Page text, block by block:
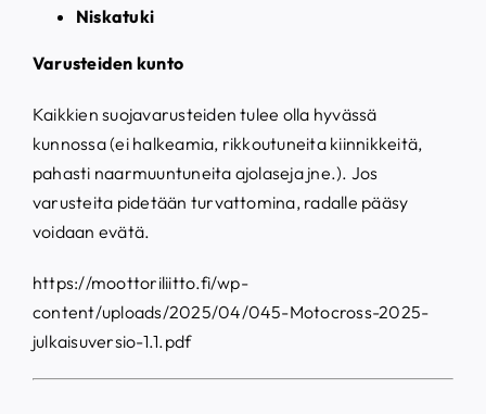
Niskatuki
Varusteiden kunto
Kaikkien suojavarusteiden tulee olla hyvässä
kunnossa (ei halkeamia, rikkoutuneita kiinnikkeitä,
pahasti naarmuuntuneita ajolaseja jne.). Jos
varusteita pidetään turvattomina, radalle pääsy
voidaan evätä.
https://moottoriliitto.fi/wp-
content/uploads/2025/04/045-Motocross-2025-
julkaisuversio-1.1.pdf